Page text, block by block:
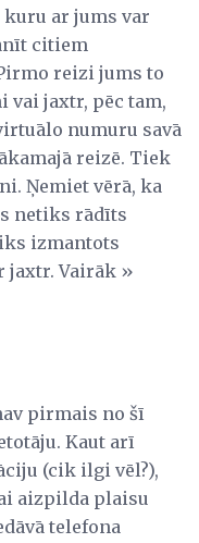
ar jums var
citiem
reizi jums to
vai jaxtr, pēc tam,
numuru savā
reizē. Tiek
Ņemiet vērā, ka
netiks rādīts
izmantots
jaxtr. Vairāk »
pirmais no šī
Kaut arī
(cik ilgi vēl?),
aizpilda plaisu
telefona